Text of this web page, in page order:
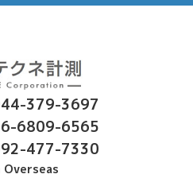
379-3697
6809-6565
477-7330
Overseas